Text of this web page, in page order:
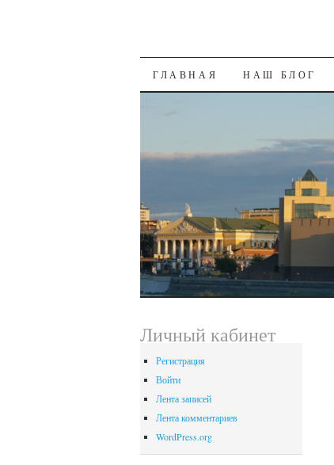
SKIP
ГЛАВНАЯ НАШ БЛОГ
Личный кабинет
Регистрация
Войти
Лента записей
Лента комментариев
WordPress.org